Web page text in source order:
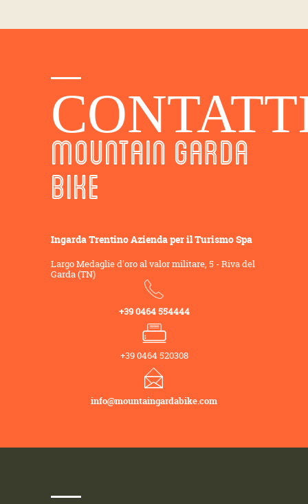
MOUNTAIN GARDA
BIKE
Ingarda Trentino Azienda per il Turismo Spa
Largo Medaglie d'oro al valor militare, 5 - Riva del
Garda (TN)
+39 0464 554444
+39 0464 520308
info@mountaingardabike.com